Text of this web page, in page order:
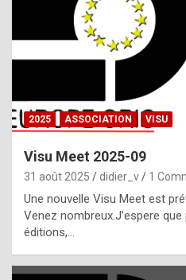
,
h
t
f
2025 ASSOCIATION VISU
Visu Meet 2025-09
31 août 2025 didier_v 1
Une nouvelle Visu Meet est
Venez nombreux.J’espere
éditions,…